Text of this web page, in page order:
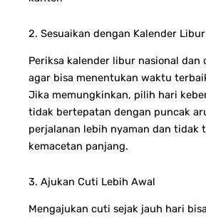
2. Sesuaikan dengan Kalender
Periksa kalender libur nasional dan
agar bisa menentukan waktu
Jika memungkinkan, pilih hari
tidak bertepatan dengan puncak
perjalanan lebih nyaman dan tidak
kemacetan panjang.
3. Ajukan Cuti Lebih Awal
Mengajukan cuti sejak jauh hari